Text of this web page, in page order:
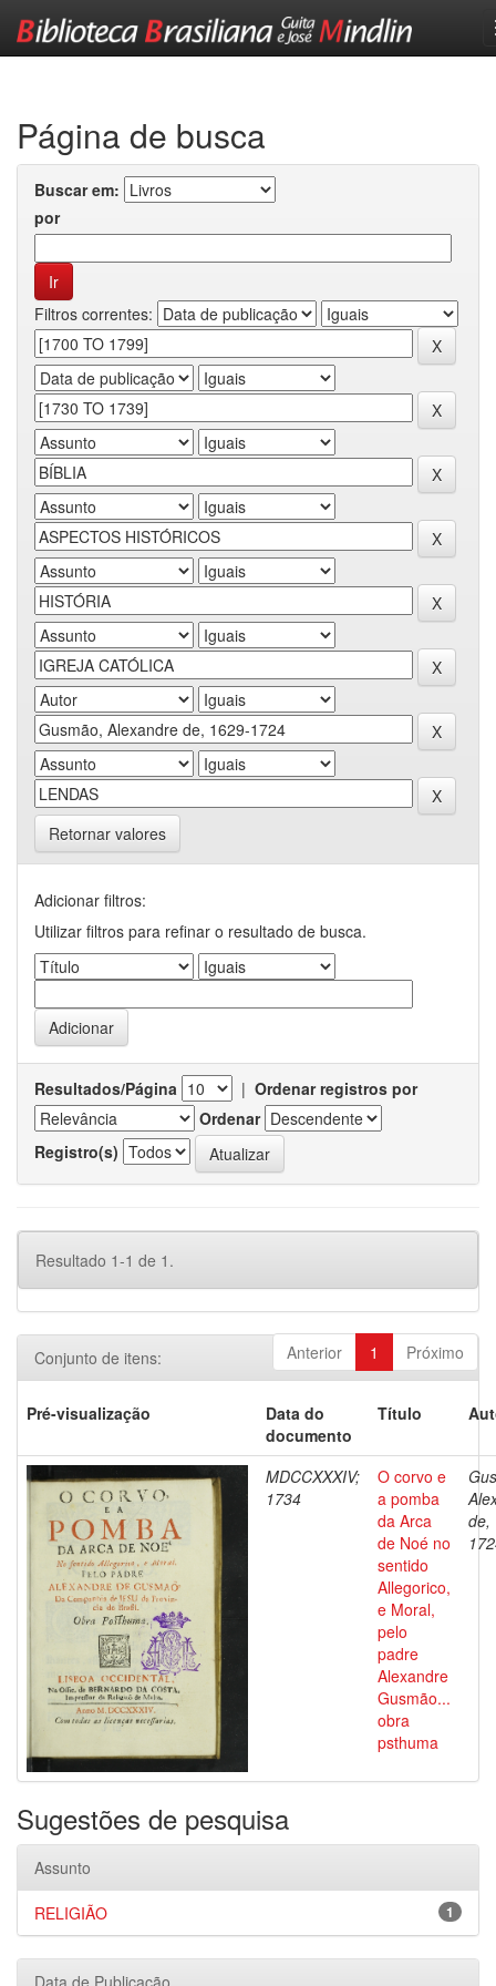
Página de busca
Buscar em:
por
Filtros correntes:
Retornar valores
Adicionar filtros:
Utilizar filtros para refinar o resultado de busca.
Resultados/Página | Ordenar registros por
Ordenar
Registro(s)
Resultado 1-1 de 1.
Anterior 1 Próximo
Conjunto de itens:
Pré-visualização
Data do
documento
Título
MDCCXXXIV;
1734
O corvo e
a pomba
da Arca
de Noé no
sentido
Allegorico,
e Moral,
pelo
padre
Alexandre
Gusmão...
obra
psthuma
de,
Sugestões de pesquisa
Assunto
1
RELIGIÃO
Data de Publicação